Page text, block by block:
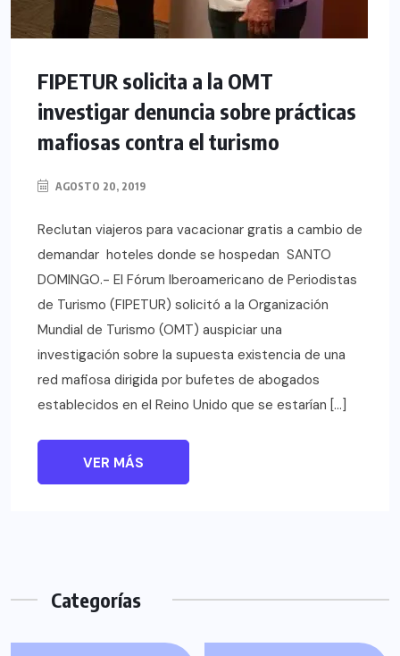
FIPETUR solicita a la OMT
investigar denuncia sobre prácticas
mafiosas contra el turismo
AGOSTO 20, 2019
Reclutan viajeros para vacacionar gratis a cambio de
demandar hoteles donde se hospedan SANTO
DOMINGO.- El Fórum Iberoamericano de Periodistas
de Turismo (FIPETUR) solicitó a la Organización
Mundial de Turismo (OMT) auspiciar una
investigación sobre la supuesta existencia de una
red mafiosa dirigida por bufetes de abogados
establecidos en el Reino Unido que se estarían […]
VER MÁS
Categorías